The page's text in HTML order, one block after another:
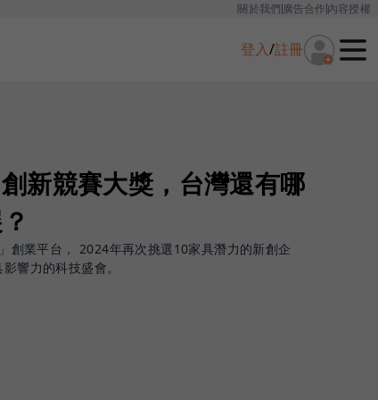
關於我們廣告合作內容授權
登入/註冊
新競賽大獎，台灣還有哪
創業平台， 2024年再次挑選10家具潛力的新創企
響力的科技盛會。